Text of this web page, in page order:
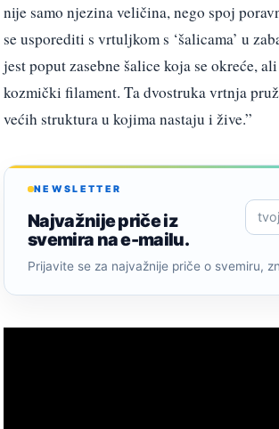
nije samo njezina veličina, nego spoj
se usporediti s vrtuljkom s ‘šalicama’ u
jest poput zasebne šalice koja se okreće,
kozmički filament. Ta dvostruka vrtnja
većih struktura u kojima nastaju i žive.”
NEWSLETTER
Najvažnije priče iz
svemira na e-mailu.
Prijavite se za najvažnije priče o svemiru,